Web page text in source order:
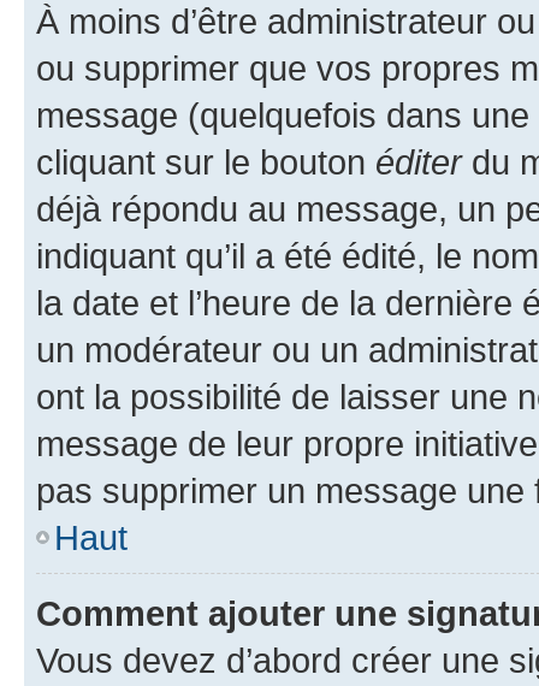
À moins d’être administrateur
ou supprimer que vos propres
message (quelquefois dans
cliquant sur le bouton éditerdu
déjà répondu au message, un
indiquant qu’il a été édité, le
la date et l’heure de la dernière
un modérateur ou un
ont la possibilité de laisser une
message de leur propre
pas supprimer un message une
Haut
Comment ajouter une
Vous devez d’abord créer une